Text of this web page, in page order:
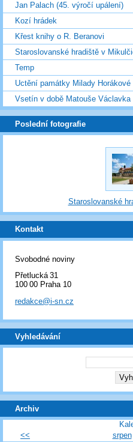
Jan Palach (45. výročí upálení)
Kozí hrádek
Křest knihy o R. Beranovi
Staroslovanské hradiště v
Temp
Uctění památky Milady Horákové
Vsetín v době Matouše Václavka
Poslední fotografie
Staroslovanské
Kontakt
Svobodné noviny
Přetlucká 31
100 00 Praha 10
redakce@i-sn.cz
Vyhledávání
Archiv
<<
srpen